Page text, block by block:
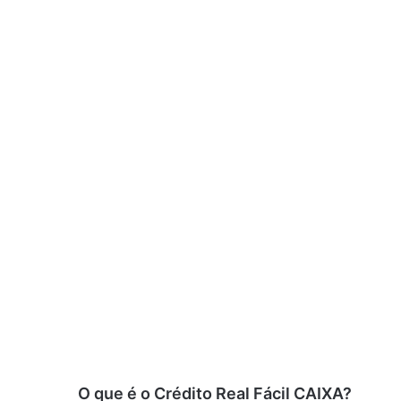
O que é o Crédito Real Fácil CAIXA?